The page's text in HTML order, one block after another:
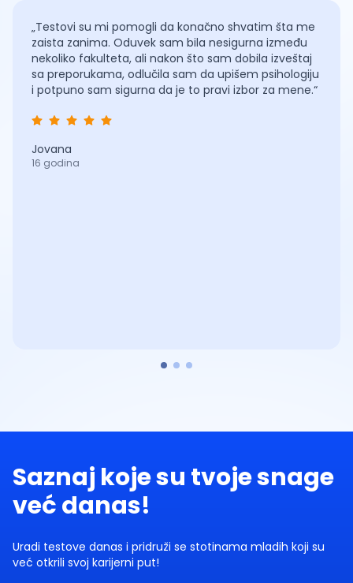
„Testovi su mi pomogli da konačno shvatim šta me
zaista zanima. Oduvek sam bila nesigurna između
nekoliko fakulteta, ali nakon što sam dobila izveštaj
sa preporukama, odlučila sam da upišem psihologiju
i potpuno sam sigurna da je to pravi izbor za mene.“
Jovana
16 godina
Saznaj koje su tvoje snage
već danas!
Uradi testove danas i pridruži se stotinama mladih koji su
već otkrili svoj karijerni put!